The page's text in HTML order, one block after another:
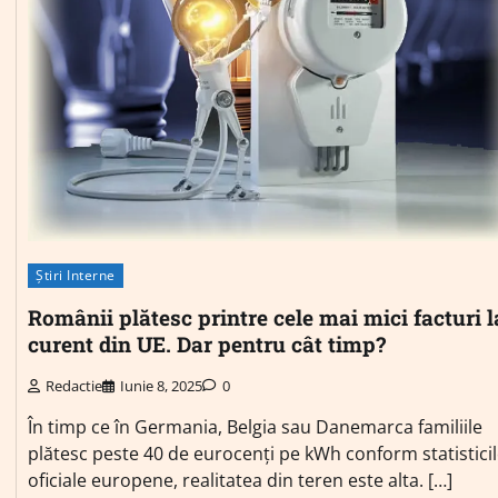
Știri Interne
Românii plătesc printre cele mai mici facturi
curent din UE. Dar pentru cât timp?
Redactie Iunie 8, 2025 0
În timp ce în Germania, Belgia sau Danemarca familiile
plătesc peste 40 de eurocenți pe kWh conform
oficiale europene, realitatea din teren este alta. […]